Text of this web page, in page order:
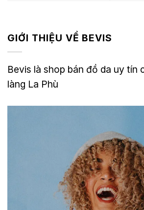
GIỚI THIỆU VỀ BEVIS
Bevis là shop bán đồ da uy tín
làng La Phù